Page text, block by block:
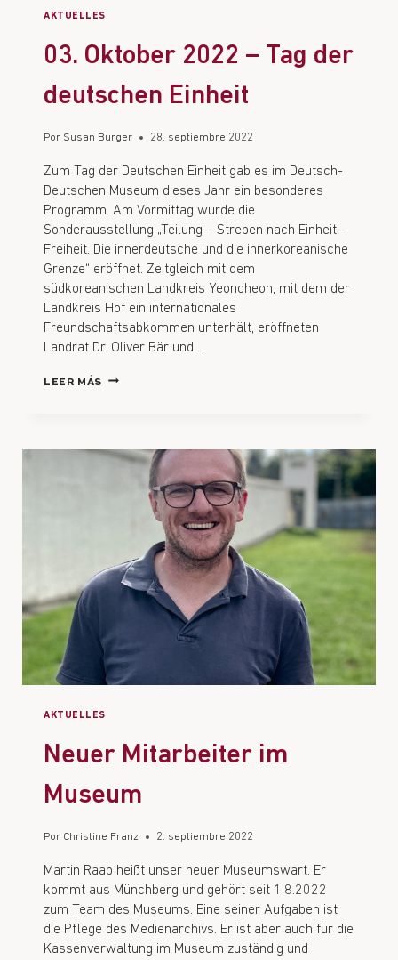
AKTUELLES
03. Oktober 2022 – Tag der
deutschen Einheit
Por Susan Burger 28. septiembre 2022
Zum Tag der Deutschen Einheit gab es im Deutsch-
Deutschen Museum dieses Jahr ein besonderes
Programm. Am Vormittag wurde die
Sonderausstellung „Teilung – Streben nach Einheit –
Freiheit. Die innerdeutsche und die innerkoreanische
Grenze“ eröffnet. Zeitgleich mit dem
südkoreanischen Landkreis Yeoncheon, mit dem der
Landkreis Hof ein internationales
Freundschaftsabkommen unterhält, eröffneten
Landrat Dr. Oliver Bär und…
LEER MÁS
AKTUELLES
Neuer Mitarbeiter im
Museum
Por Christine Franz 2. septiembre 2022
Martin Raab heißt unser neuer Museumswart. Er
kommt aus Münchberg und gehört seit 1.8.2022
zum Team des Museums. Eine seiner Aufgaben ist
die Pflege des Medienarchivs. Er ist aber auch für die
Kassenverwaltung im Museum zuständig und